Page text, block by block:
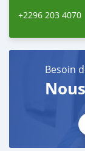
+2296 203 4070
Besoin